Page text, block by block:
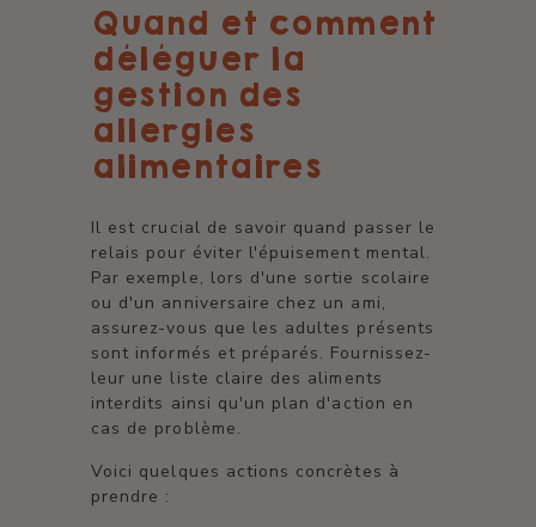
Quand et comment
déléguer la
gestion des
allergies
alimentaires
Il est crucial de savoir quand passer le
relais pour éviter l'épuisement mental.
Par exemple, lors d'une sortie scolaire
ou d'un anniversaire chez un ami,
assurez-vous que les adultes présents
sont informés et préparés. Fournissez-
leur une liste claire des aliments
interdits ainsi qu'un plan d'action en
cas de problème.
Voici quelques actions concrètes à
prendre :